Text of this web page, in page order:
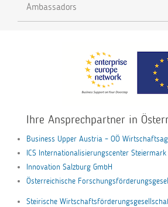
Ambassadors
Ihre Ansprechpartner in
Business Upper Austria – OÖ
ICS Internationalisierungscenter Steiermark
Innovation Salzburg GmbH
Österreichische
Steirische